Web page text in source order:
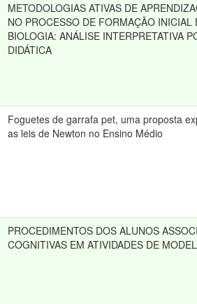
METODOLOGIAS ATIVAS DE
NO PROCESSO DE FORMAÇÃO INICIAL
BIOLOGIA: ANÁLISE INTERPRETATIVA
DIDÁTICA
Foguetes de garrafa pet, uma proposta
as leis de Newton no Ensino Médio
PROCEDIMENTOS DOS ALUNOS
COGNITIVAS EM ATIVIDADES DE